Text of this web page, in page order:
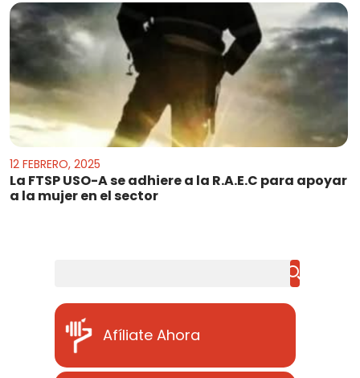
12 FEBRERO, 2025
La FTSP USO-A se adhiere a la R.A.E.C para apoyar
a la mujer en el sector
Afíliate Ahora